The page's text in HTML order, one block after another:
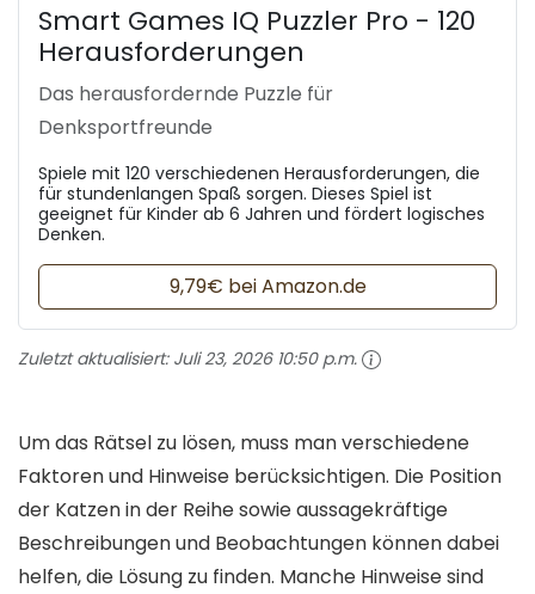
Smart Games IQ Puzzler Pro - 120
Herausforderungen
Das herausfordernde Puzzle für
Denksportfreunde
Spiele mit 120 verschiedenen Herausforderungen, die
für stundenlangen Spaß sorgen. Dieses Spiel ist
geeignet für Kinder ab 6 Jahren und fördert logisches
Denken.
9,79€ bei Amazon.de
Zuletzt aktualisiert: Juli 23, 2026 10:50 p.m.
Um das Rätsel zu lösen, muss man verschiedene
Faktoren und Hinweise berücksichtigen. Die Position
der Katzen in der Reihe sowie aussagekräftige
Beschreibungen und Beobachtungen können dabei
helfen, die Lösung zu finden. Manche Hinweise sind